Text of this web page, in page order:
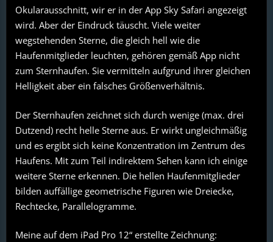
Okularausschnitt, wir er in der App Sky Safari angezeigt
wird. Aber der Eindruck täuscht. Viele weiter
wegstehenden Sterne, die gleich hell wie die
Haufenmitglieder leuchten, gehören gemäß App nicht
zum Sternhaufen. Sie vermitteln aufgrund ihrer gleichen
Helligkeit aber ein falsches Größenverhältnis.
Der Sternhaufen zeichnet sich durch wenige (max. drei
Dutzend) recht helle Sterne aus. Er wirkt ungleichmäßig
und es ergibt sich keine Konzentration im Zentrum des
Haufens. Mit zum Teil indirektem Sehen kann ich einige
weitere Sterne erkennen. Die hellen Haufenmitglieder
bilden auffällige geometrische Figuren wie Dreiecke,
Rechtecke, Parallelogramme.
Meine auf dem iPad Pro 12“ erstellte Zeichnung: